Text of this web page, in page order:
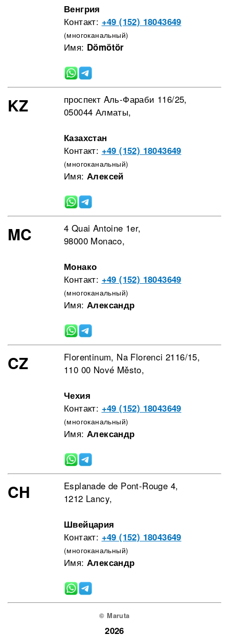
Венгрия
Контакт: +49 (152) 18043649
(многоканальный)
Имя: Dömötör
KZ
проспект Aль-Фараби 116/25,
050044 Алматы,
Казахстан
Контакт: +49 (152) 18043649
(многоканальный)
Имя: Алексей
MC
4 Quai Antoine 1er,
98000 Monaco,
Монако
Контакт: +49 (152) 18043649
(многоканальный)
Имя: Александр
CZ
Florentinum, Na Florenci 2116/15,
110 00 Nové Město,
Чехия
Контакт: +49 (152) 18043649
(многоканальный)
Имя: Александр
CH
Esplanade de Pont-Rouge 4,
1212 Lancy,
Швейцария
Контакт: +49 (152) 18043649
(многоканальный)
Имя: Александр
© Maruta
2026